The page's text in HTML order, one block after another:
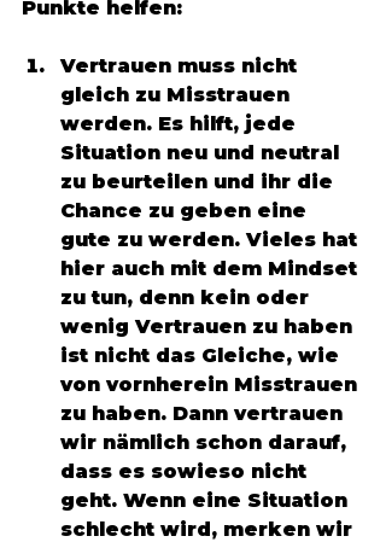
Punkte helfen:
Vertrauen muss nicht
gleich zu Misstrauen
werden. Es hilft, jede
Situation neu und neutral
zu beurteilen und ihr die
Chance zu geben eine
gute zu werden. Vieles hat
hier auch mit dem Mindset
zu tun, denn kein oder
wenig Vertrauen zu haben
ist nicht das Gleiche, wie
von vornherein Misstrauen
zu haben. Dann vertrauen
wir nämlich schon darauf,
dass es sowieso nicht
geht. Wenn eine Situation
schlecht wird, merken wir